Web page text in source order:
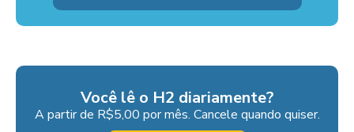
Você lê o H2 diariamente?
A partir de R$5,00 por mês. Cancele quando quiser.